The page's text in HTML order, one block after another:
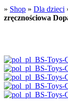
» Shop » Dla dzieci
zręcznościowa